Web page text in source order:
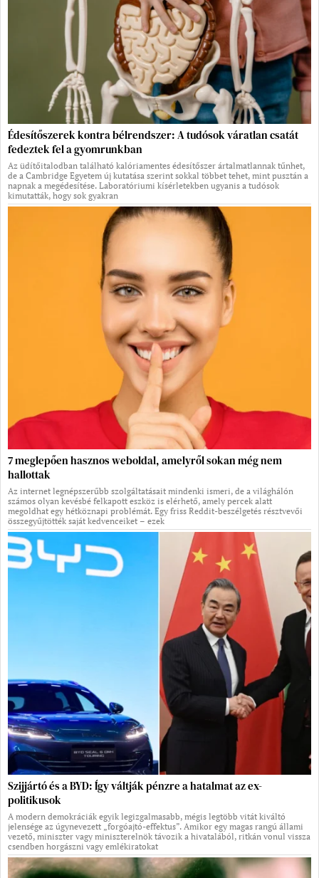
Édesítőszerek kontra bélrendszer: A tudósok váratlan csatát
fedeztek fel a gyomrunkban
Az üdítőitalodban található kalóriamentes édesítőszer ártalmatlannak tűnhet,
de a Cambridge Egyetem új kutatása szerint sokkal többet tehet, mint pusztán a
napnak a megédesítése. Laboratóriumi kísérletekben ugyanis a tudósok
kimutatták, hogy sok gyakran
7 meglepően hasznos weboldal, amelyről sokan még nem
hallottak
Az internet legnépszerűbb szolgáltatásait mindenki ismeri, de a világhálón
számos olyan kevésbé felkapott eszköz is elérhető, amely percek alatt
megoldhat egy hétköznapi problémát. Egy friss Reddit-beszélgetés résztvevői
összegyűjtötték saját kedvenceiket – ezek
Szijjártó és a BYD: Így váltják pénzre a hatalmat az ex-
politikusok
A modern demokráciák egyik legizgalmasabb, mégis legtöbb vitát kiváltó
jelensége az úgynevezett „forgóajtó-effektus”. Amikor egy magas rangú állami
vezető, miniszter vagy miniszterelnök távozik a hivatalából, ritkán vonul vissza
csendben horgászni vagy emlékiratokat